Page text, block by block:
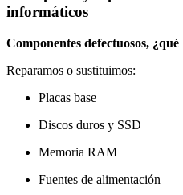
informáticos
Componentes defectuosos, ¿qué
Reparamos o sustituimos:
Placas base
Discos duros y SSD
Memoria RAM
Fuentes de alimentación